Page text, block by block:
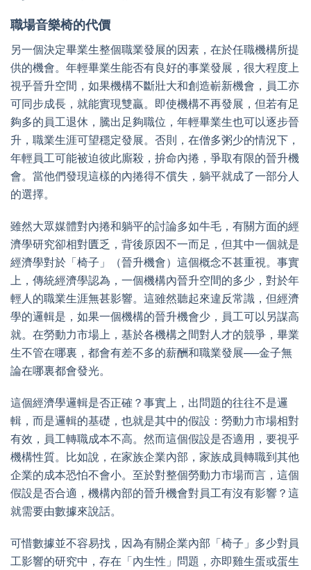
職場音樂椅的代價
另一個決定畢業生整個職業發展的因素，在於任職機構所提
供的機會。年輕畢業生能否有良好的事業發展，很大程度上
視乎晉升空間，如果機構不斷壯大和創造嶄新機會，員工亦
可同步成長，就能實現雙贏。即使機構不再發展，但若有足
夠多的員工退休，騰出足夠職位，年輕畢業生也可以逐步晉
升，職業生涯可望穩定發展。否則，在僧多粥少的情況下，
年輕員工可能被迫彼此廝殺，拚命內捲，爭取有限的晉升機
會。當他們發現這樣的內捲得不償失，躺平就成了一部分人
的選擇。
雖然大眾媒體對內捲和躺平的討論多如牛毛，有關方面的經
濟學研究卻相對匱乏，背後原因不一而足，但其中一個就是
經濟學對於「椅子」（晉升機會）這個概念不甚重視。事實
上，傳統經濟學認為，一個機構內晉升空間的多少，對於年
輕人的職業生涯無甚影響。這雖然聽起來違反常識，但經濟
學的邏輯是，如果一個機構的晉升機會少，員工可以另謀高
就。在勞動力市場上，基於各機構之間對人才的競爭，畢業
生不管在哪裏，都會有差不多的薪酬和職業發展──金子無
論在哪裏都會發光。
這個經濟學邏輯是否正確？事實上，出問題的往往不是邏
輯，而是邏輯的基礎，也就是其中的假設：勞動力市場相對
有效，員工轉職成本不高。然而這個假設是否適用，要視乎
機構性質。比如說，在家族企業內部，家族成員轉職到其他
企業的成本恐怕不會小。至於對整個勞動力市場而言，這個
假設是否合適，機構內部的晉升機會對員工有沒有影響？這
就需要由數據來說話。
可惜數據並不容易找，因為有關企業內部「椅子」多少對員
工影響的研究中，存在「內生性」問題，亦即雞生蛋或蛋生